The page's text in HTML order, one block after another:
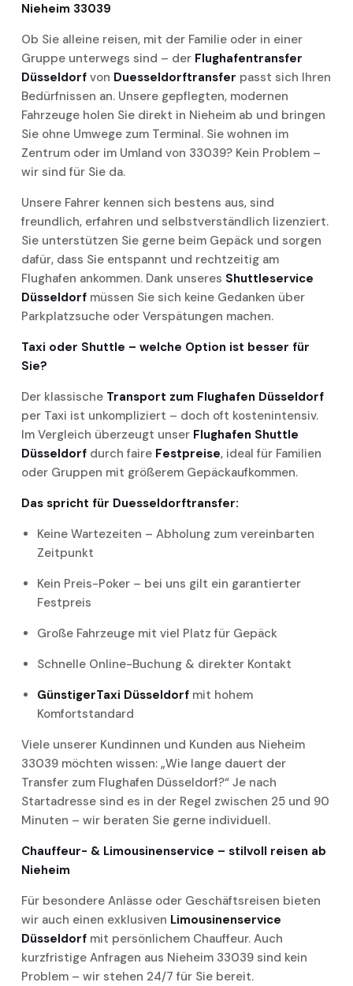
Nieheim 33039
Ob Sie alleine reisen, mit der Familie oder in einer
Gruppe unterwegs sind – der Flughafentransfer
Düsseldorf von Duesseldorftransfer passt sich Ihren
Bedürfnissen an. Unsere gepflegten, modernen
Fahrzeuge holen Sie direkt in Nieheim ab und bringen
Sie ohne Umwege zum Terminal. Sie wohnen im
Zentrum oder im Umland von 33039? Kein Problem –
wir sind für Sie da.
Unsere Fahrer kennen sich bestens aus, sind
freundlich, erfahren und selbstverständlich lizenziert.
Sie unterstützen Sie gerne beim Gepäck und sorgen
dafür, dass Sie entspannt und rechtzeitig am
Flughafen ankommen. Dank unseres Shuttleservice
Düsseldorf müssen Sie sich keine Gedanken über
Parkplatzsuche oder Verspätungen machen.
Taxi oder Shuttle – welche Option ist besser für
Sie?
Der klassische Transport zum Flughafen Düsseldorf
per Taxi ist unkompliziert – doch oft kostenintensiv.
Im Vergleich überzeugt unser Flughafen Shuttle
Düsseldorf durch faire Festpreise, ideal für Familien
oder Gruppen mit größerem Gepäckaufkommen.
Das spricht für Duesseldorftransfer:
Keine Wartezeiten – Abholung zum vereinbarten
Zeitpunkt
Kein Preis-Poker – bei uns gilt ein garantierter
Festpreis
Große Fahrzeuge mit viel Platz für Gepäck
Schnelle Online-Buchung & direkter Kontakt
GünstigerTaxi Düsseldorf mit hohem
Komfortstandard
Viele unserer Kundinnen und Kunden aus Nieheim
33039 möchten wissen: „Wie lange dauert der
Transfer zum Flughafen Düsseldorf?“ Je nach
Startadresse sind es in der Regel zwischen 25 und 90
Minuten – wir beraten Sie gerne individuell.
Chauffeur- & Limousinenservice – stilvoll reisen ab
Nieheim
Für besondere Anlässe oder Geschäftsreisen bieten
wir auch einen exklusiven Limousinenservice
Düsseldorf mit persönlichem Chauffeur. Auch
kurzfristige Anfragen aus Nieheim 33039 sind kein
Problem – wir stehen 24/7 für Sie bereit.